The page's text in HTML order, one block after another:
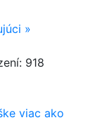
viac ako
»
918